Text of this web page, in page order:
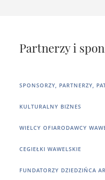
Partnerzy i
SPONSORZY, PARTNERZY,
KULTURALNY BIZNES
WIELCY OFIARODAWCY
CEGIEŁKI WAWELSKIE
FUNDATORZY DZIEDZIŃCA